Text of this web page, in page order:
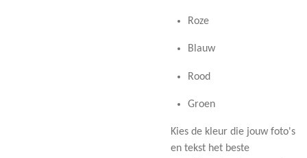
Roze
Blauw
Rood
Groen
Kies de kleur die jouw foto's
en tekst het beste